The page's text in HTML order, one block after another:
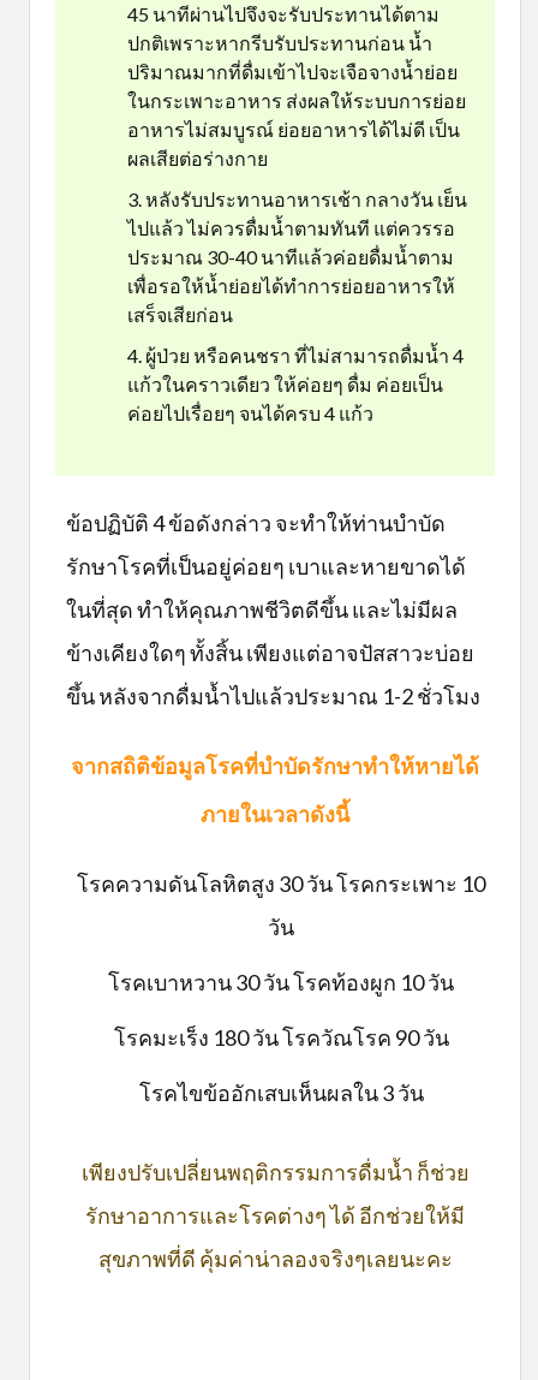
45 นาทีผ่านไปจึงจะรับประทานได้ตาม
ปกติเพราะหากรีบรับประทานก่อน น้ำ
ปริมาณมากที่ดื่มเข้าไปจะเจือจางน้ำย่อย
ในกระเพาะอาหาร ส่งผลให้ระบบการย่อย
อาหารไม่สมบูรณ์ ย่อยอาหารได้ไม่ดี เป็น
ผลเสียต่อร่างกาย
หลังรับประทานอาหารเช้า กลางวัน เย็น
ไปแล้ว ไม่ควรดื่มน้ำตามทันที แต่ควรรอ
ประมาณ 30-40 นาทีแล้วค่อยดื่มน้ำตาม
เพื่อรอให้น้ำย่อยได้ทำการย่อยอาหารให้
เสร็จเสียก่อน
ผู้ป่วย หรือคนชรา ที่ไม่สามารถดื่มน้ำ 4
แก้วในคราวเดียว ให้ค่อยๆ ดื่ม ค่อยเป็น
ค่อยไปเรื่อยๆ จนได้ครบ 4 แก้ว
ข้อปฏิบัติ 4 ข้อดังกล่าว จะทำให้ท่านบำบัด
รักษาโรคที่เป็นอยู่ค่อยๆ เบาและหายขาดได้
ในที่สุด ทำให้คุณภาพชีวิตดีขึ้น และไม่มีผล
ข้างเคียงใดๆ ทั้งสิ้น เพียงแต่อาจปัสสาวะบ่อย
ขึ้น หลังจากดื่มน้ำไปแล้วประมาณ 1-2 ชั่วโมง
จากสถิติข้อมูลโรคที่บำบัดรักษาทำให้หายได้
ภายในเวลาดังนี้
โรคความดันโลหิตสูง 30 วัน โรคกระเพาะ 10
วัน
โรคเบาหวาน 30 วัน โรคท้องผูก 10 วัน
โรคมะเร็ง 180 วัน โรควัณโรค 90 วัน
โรคไขข้ออักเสบเห็นผลใน 3 วัน
เพียงปรับเปลี่ยนพฤติกรรมการดื่มน้ำ ก็ช่วย
รักษาอาการและโรคต่างๆ ได้ อีกช่วยให้มี
สุขภาพที่ดี คุ้มค่าน่าลองจริงๆเลยนะคะ